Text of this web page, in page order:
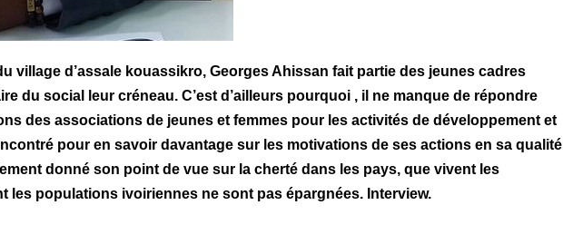
village d’assale kouassikro, Georges Ahissan fait partie des jeunes cadres
du social leur créneau. C’est d’ailleurs pourquoi , il ne manque de répondre
des associations de jeunes et femmes pour les activités de développement et
pour en savoir davantage sur les motivations de ses actions en sa qualité
donné son point de vue sur la cherté dans les pays, que vivent les
les populations ivoiriennes ne sont pas épargnées. Interview.